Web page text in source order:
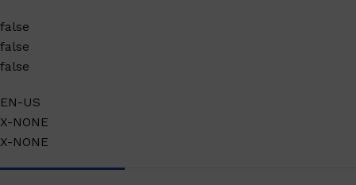
false
false
false
EN-US
X-NONE
X-NONE